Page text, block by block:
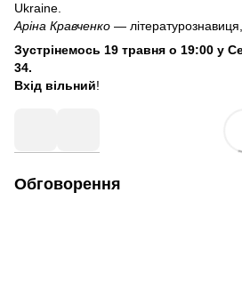
Ukraine.
Аріна Кравченко —
Зустрінемось 19 травня о 19:00 у
34.
Вхід вільний!
Обговорення